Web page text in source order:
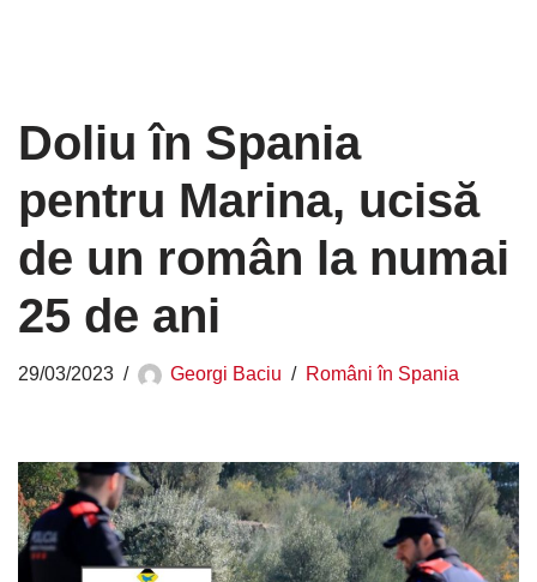
Doliu în Spania
pentru Marina, ucisă
de un român la numai
25 de ani
29/03/2023 Georgi Baciu Români în Spania